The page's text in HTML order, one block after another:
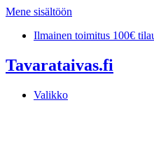
Mene sisältöön
Ilmainen toimitus 100€
Tavarataivas.fi
Valikko